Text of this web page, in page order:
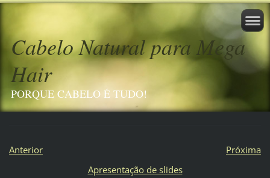
Cabelo Natural para Mega
Hair
PORQUE CABELO É TUDO!
Anterior
Próxima
Apresentação de slides